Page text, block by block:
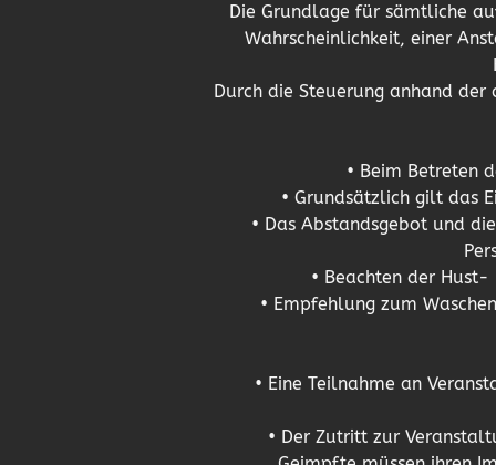
Die Grundlage für sämtliche
Wahrscheinlichkeit, einer
Durch die Steuerung anhand
• Beim Betreten
• Grundsätzlich gilt das
• Das Abstandsgebot und
• Beachten der
• Empfehlung zum
• Eine Teilnahme an
• Der Zutritt zur